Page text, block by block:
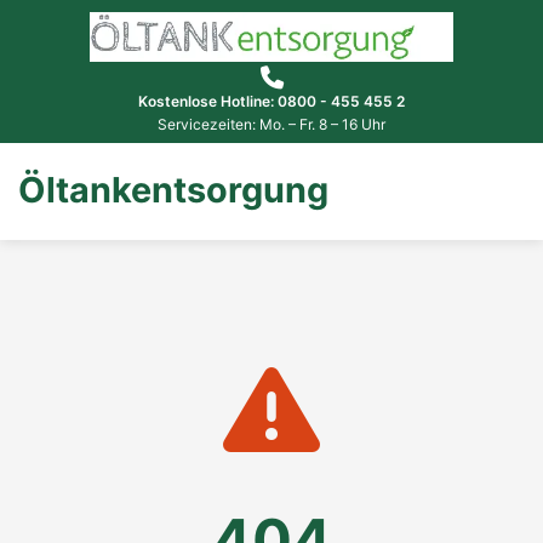
Kostenlose Hotline: 0800 - 455 455 2
Servicezeiten: Mo. – Fr. 8 – 16 Uhr
Öltankentsorgung